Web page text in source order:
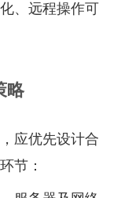
、远程操作可
略
应优先设计合
节：